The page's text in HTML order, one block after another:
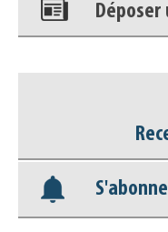
Déposer
Base
Nos